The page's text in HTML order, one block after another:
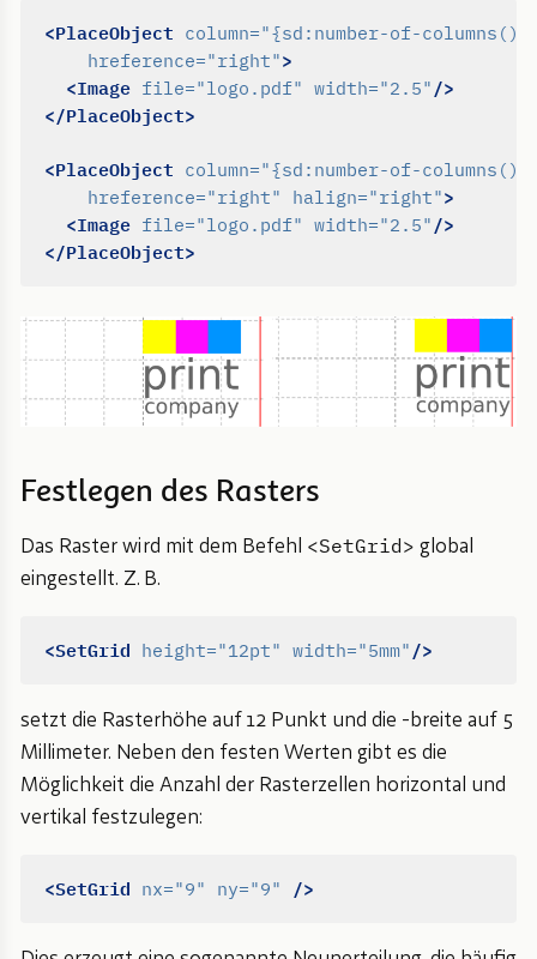
<PlaceObject column="{sd:number-of-
hreference="right">
<Image file="logo.pdf" width="2.5"/>
</PlaceObject>
<PlaceObject column="{sd:number-of-
hreference="right" halign="right">
<Image file="logo.pdf" width="2.5"/>
</PlaceObject>
Festlegen des Rasters
Das Raster wird mit dem Befehl <SetGrid> global
eingestellt. Z. B.
<SetGrid height="12pt" width="5mm"/>
setzt die Rasterhöhe auf 12 Punkt und die -breite auf 5
Millimeter. Neben den festen Werten gibt es die
Möglichkeit die Anzahl der Rasterzellen horizontal und
vertikal festzulegen:
<SetGrid nx="9" ny="9" />